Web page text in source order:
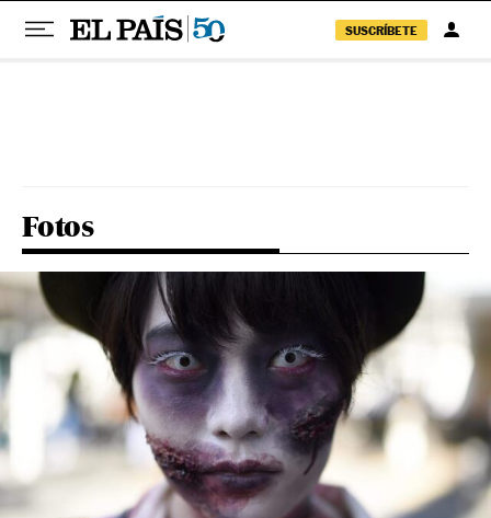
SUSCRÍBETE
Fotos